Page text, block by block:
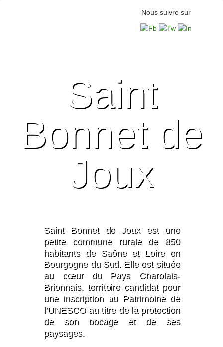
Nous suivre sur
Saint
Bonnet de
Joux
Saint Bonnet de Joux est une
petite commune rurale de 850
habitants de Saône et Loire en
Bourgogne du Sud. Elle est située
au cœur du Pays Charolais-
Brionnais, territoire candidat pour
une inscription au Patrimoine de
l’UNESCO au titre de la protection
de son bocage et de ses
paysages.